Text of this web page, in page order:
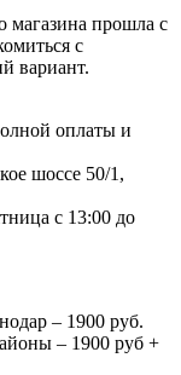
магазина прошла с
с
вариант.
оплаты и
шоссе 50/1,
с 13:00 до
– 1900 руб.
– 1900 руб +